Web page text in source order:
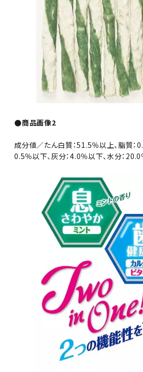
●商品画像2
成分値／たん白質：51.5％以上、脂質：
0.5％以下、灰分：4.0％以下、水分：